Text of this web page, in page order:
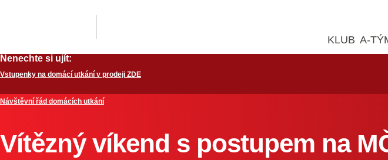
KLUB A-
Nenechte si ujít:
Vstupenky na domácí utkání v prodeji ZDE
Návštěvní řád domácích utkání
Vítězný víkend s postupem na